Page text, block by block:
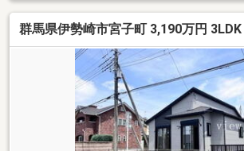
群馬県伊勢崎市宮子町 3,190万円 3LDK